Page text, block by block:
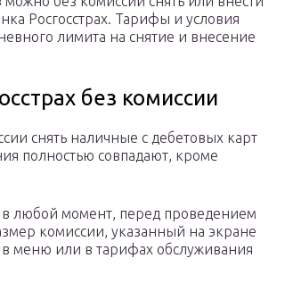
Росгосстрах. Тарифы и условия
лимита на снятие и внесение
без комиссии
снять наличные с дебетовых карт
полностью совпадают, кроме
в любой момент, перед проведением
комиссии, указанный на экране
меню или в тарифах обслуживания